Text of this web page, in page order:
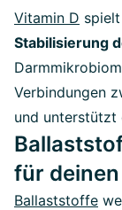
Vitamin D
Stabilisierung
Verbindungen
und unterstützt
für deinen
Ballaststoffe